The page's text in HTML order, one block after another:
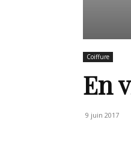
Coiffure
En
9 juin 2017